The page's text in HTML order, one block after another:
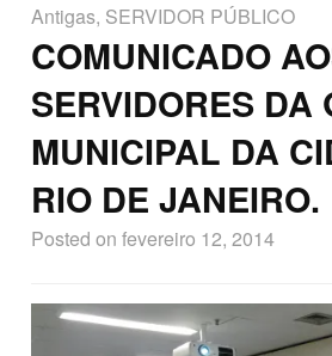
Antigas, SERVIDOR PÚBLICO
COMUNICADO
SERVIDORES DA
MUNICIPAL DA
RIO DE JANEIRO.
Posted on fevereiro 12, 2014